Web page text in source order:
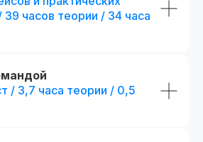
39 часов теории / 34 часа
/ 3,7 часа теории / 0,5
18 месяцев
навсегда
fr140090.000
r140090.000/мес
с выбранными